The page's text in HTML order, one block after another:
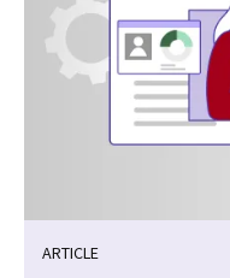
ARTICLE